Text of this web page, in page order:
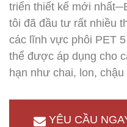
triển thiết kế mới
tôi đã đầu tư rất nhiều
các lĩnh vực phôi PET
thể được áp dụng cho
hạn như chai, lon, chậu
YÊU CẦU